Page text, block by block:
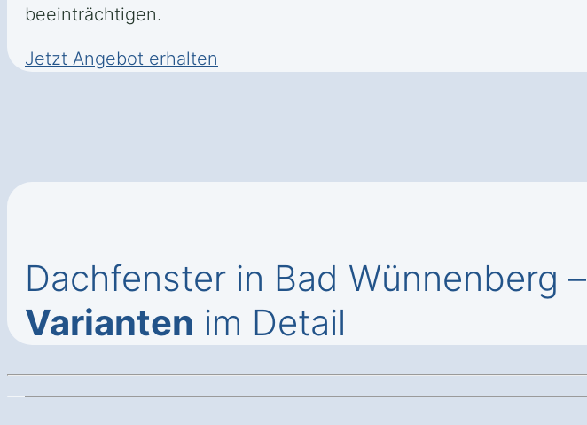
beeinträchtigen.
Jetzt Angebot erhalten
Dachfenster in Bad Wünnenberg –
Varianten im Detail